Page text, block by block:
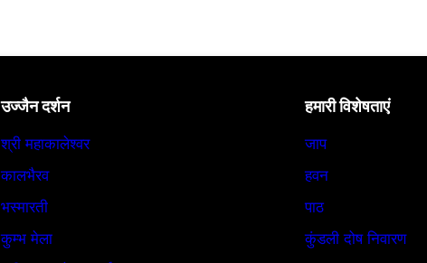
उज्जैन दर्शन
श्री महाकालेश्वर
कालभैरव
भस्मारती
कुम्भ मेला
हमारी विशेषताएं
जाप
हवन
पाठ
कुंडली दोष निवारण